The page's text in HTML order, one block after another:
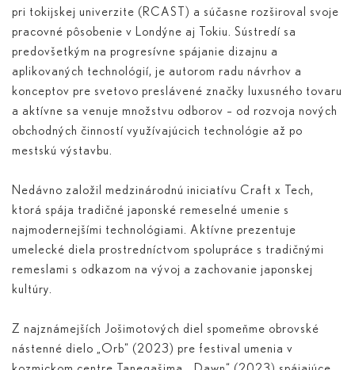
pri tokijskej univerzite (RCAST) a súčasne rozširoval svoje
pracovné pôsobenie v Londýne aj Tokiu. Sústredí sa
predovšetkým na progresívne spájanie dizajnu a
aplikovaných technológií, je autorom radu návrhov a
konceptov pre svetovo preslávené značky luxusného tovaru
a aktívne sa venuje množstvu odborov – od rozvoja nových
obchodných činností využívajúcich technológie až po
mestskú výstavbu.
Nedávno založil medzinárodnú iniciatívu Craft x Tech,
ktorá spája tradičné japonské remeselné umenie s
najmodernejšími technológiami. Aktívne prezentuje
umelecké diela prostredníctvom spolupráce s tradičnými
remeslami s odkazom na vývoj a zachovanie japonskej
kultúry.
Z najznámejších Jošimotových diel spomeňme obrovské
nástenné dielo „Orb“ (2023) pre festival umenia v